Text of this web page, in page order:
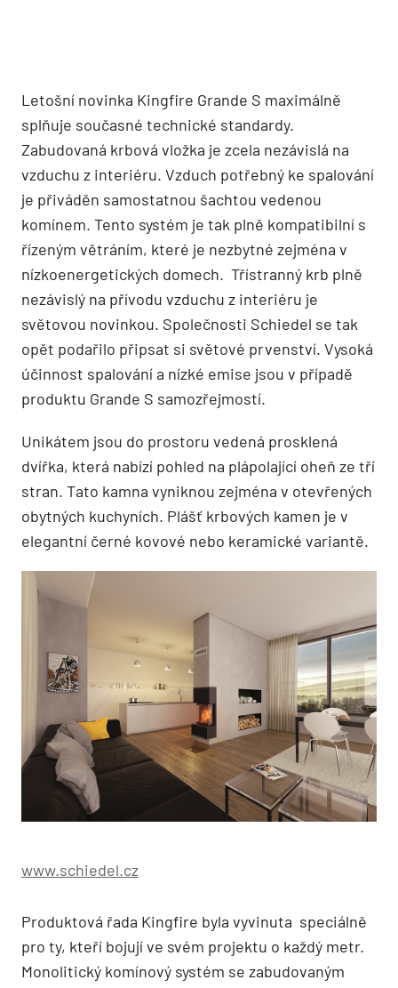
Letošní novinka Kingfire Grande S maximálně
splňuje současné technické standardy.
Zabudovaná krbová vložka je zcela nezávislá na
vzduchu z interiéru. Vzduch potřebný ke spalování
je přiváděn samostatnou šachtou vedenou
komínem. Tento systém je tak plně kompatibilní s
řízeným větráním, které je nezbytné zejména v
nízkoenergetických domech. Třístranný krb plně
nezávislý na přívodu vzduchu z interiéru je
světovou novinkou. Společnosti Schiedel se tak
opět podařilo připsat si světové prvenství. Vysoká
účinnost spalování a nízké emise jsou v případě
produktu Grande S samozřejmostí.
Unikátem jsou do prostoru vedená prosklená
dvířka, která nabízí pohled na plápolající oheň ze tří
stran. Tato kamna vyniknou zejména v otevřených
obytných kuchyních. Plášť krbových kamen je v
elegantní černé kovové nebo keramické variantě.
www.schiedel.cz
Produktová řada Kingfire byla vyvinuta speciálně
pro ty, kteří bojují ve svém projektu o každý metr.
Monolitický komínový systém se zabudovaným